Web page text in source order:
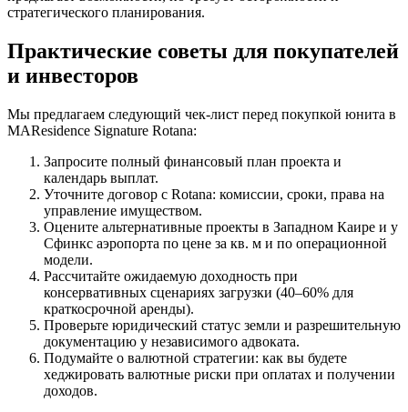
стратегического планирования.
Практические советы для покупателей
и инвесторов
Мы предлагаем следующий чек‑лист перед покупкой юнита в
MAResidence Signature Rotana:
Запросите полный финансовый план проекта и
календарь выплат.
Уточните договор с Rotana: комиссии, сроки, права на
управление имуществом.
Оцените альтернативные проекты в Западном Каире и у
Сфинкс аэропорта по цене за кв. м и по операционной
модели.
Рассчитайте ожидаемую доходность при
консервативных сценариях загрузки (40–60% для
краткосрочной аренды).
Проверьте юридический статус земли и разрешительную
документацию у независимого адвоката.
Подумайте о валютной стратегии: как вы будете
хеджировать валютные риски при оплатах и получении
доходов.